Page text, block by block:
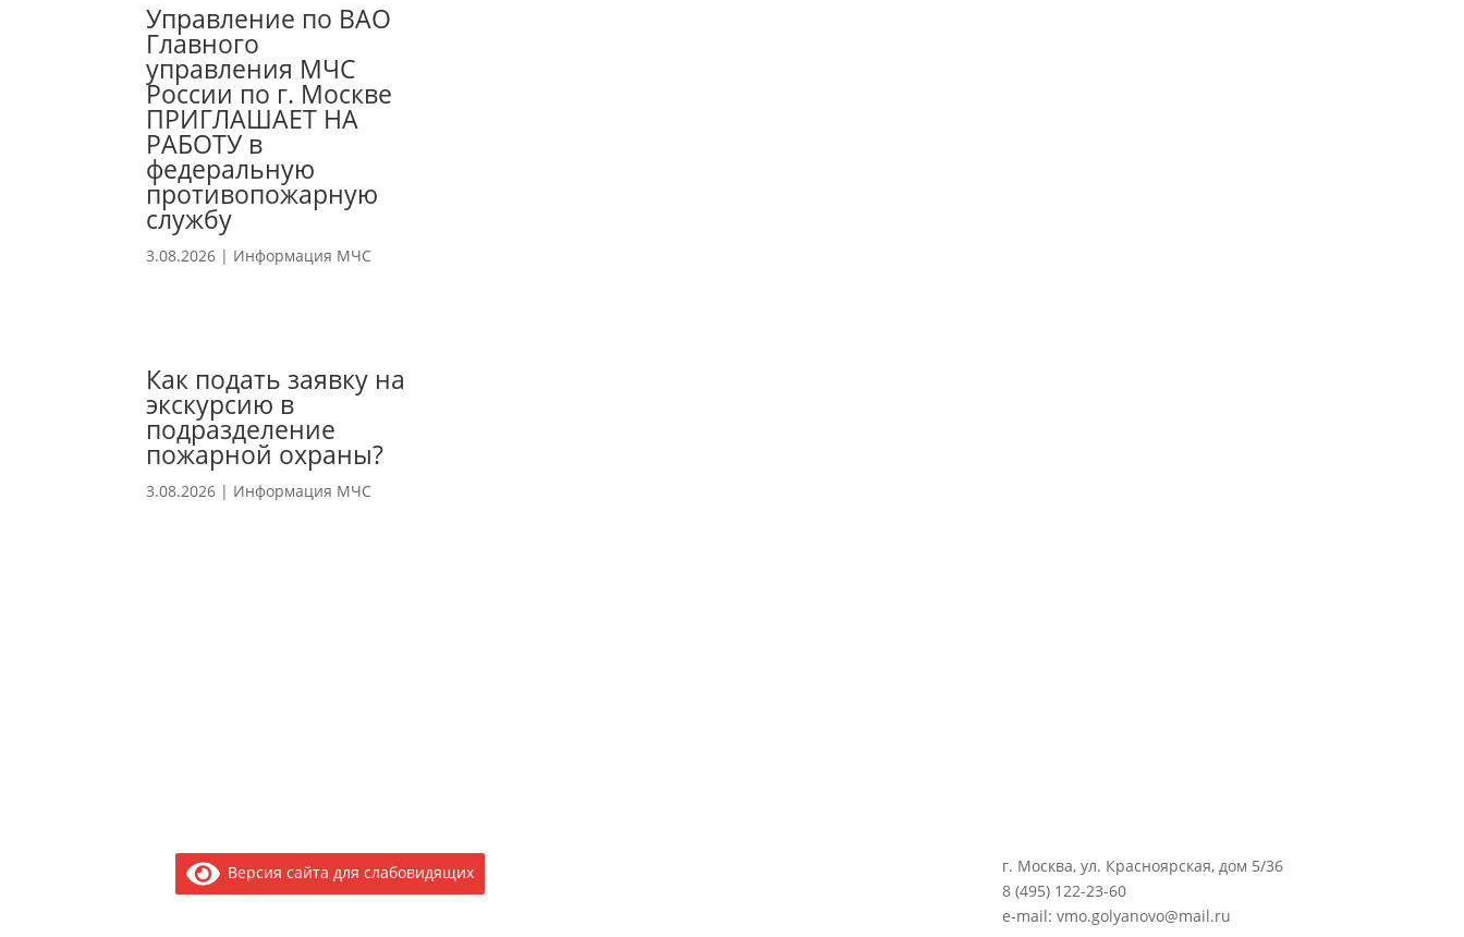
Управление по ВАО
Главного
управления МЧС
России по г. Москве
ПРИГЛАШАЕТ НА
РАБОТУ в
федеральную
противопожарную
службу
3.08.2026 | Информация МЧС
Как подать заявку на
экскурсию в
подразделение
пожарной охраны?
3.08.2026 | Информация МЧС
Версия сайта для слабовидящих
г. Москва, ул. Красноярская, дом 5/36
8 (495) 122-23-60
e-mail: vmo.golyanovo@mail.ru